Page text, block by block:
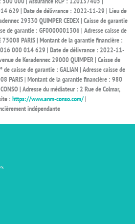
000 | Assurance RCP : 120137405 |
629 | Date de délivrance : 2022-11-29 | Lieu de
29330 QUIMPER CEDEX | Caisse de garantie
de garantie : GF0000001306 | Adresse caisse de
75008 PARIS | Montant de la garantie financière :
000 014 629 | Date de délivrance : 2022-11-
de Keradennec 29000 QUIMPER | Caisse de
de caisse de garantie : GALIAN | Adresse caisse de
PARIS | Montant de la garantie financière : 980
| Adresse du médiateur : 2 Rue de Colmar,
: https://www.anm-conso.com/
indépendante